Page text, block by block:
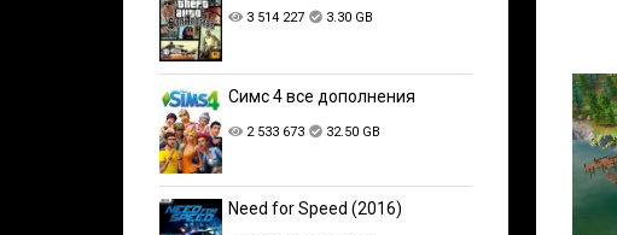
3 514 227 3.30 GB
Симс 4 все дополнения
2 533 673 32.50 GB
Need for Speed (2016)